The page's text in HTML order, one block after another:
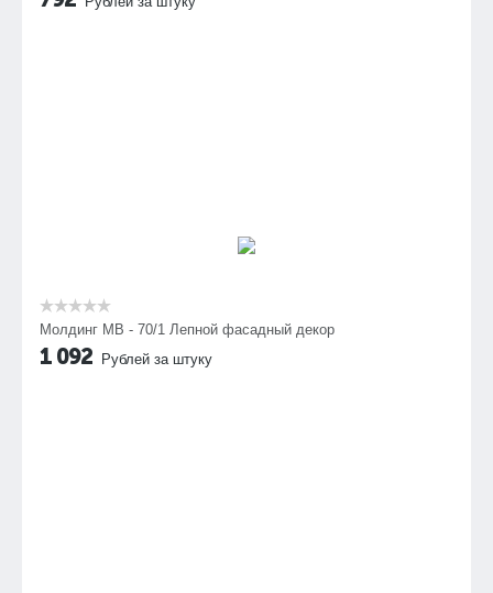
Молдинг МВ - 70/1 Лепной фасадный декор
1 092 Рублей за штуку